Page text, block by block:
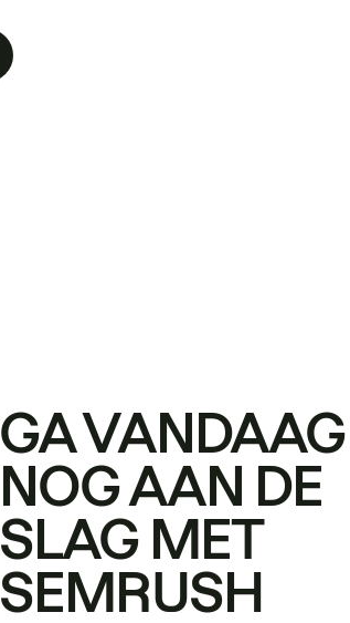
GA VANDAAG
NOG AAN DE
SLAG MET
SEMRUSH